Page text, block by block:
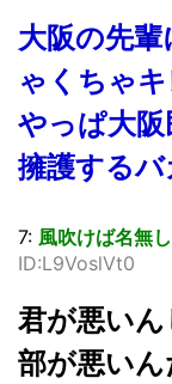
大阪の先
ゃくちゃ
やっぱ大
擁護する
7: 風吹けば名無し
ID:L9VoslVt0
君が悪い
部が悪いん